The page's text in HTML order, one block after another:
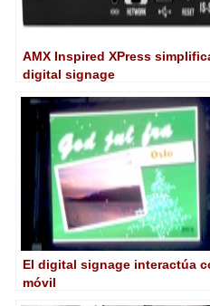
AMX Inspired XPress
digital signage
El digital signage interactúa
móvil